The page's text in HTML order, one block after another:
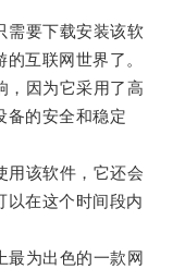
要下载安装该软
互联网世界了。
因为它采用了高
备的安全和稳定
该软件，它还会
以在这个时间段内
为出色的一款网